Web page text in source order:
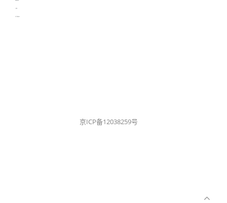
京ICP备12038259号